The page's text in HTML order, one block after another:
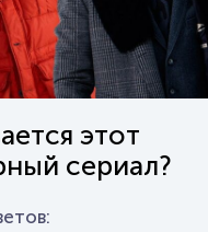
этот
сериал?